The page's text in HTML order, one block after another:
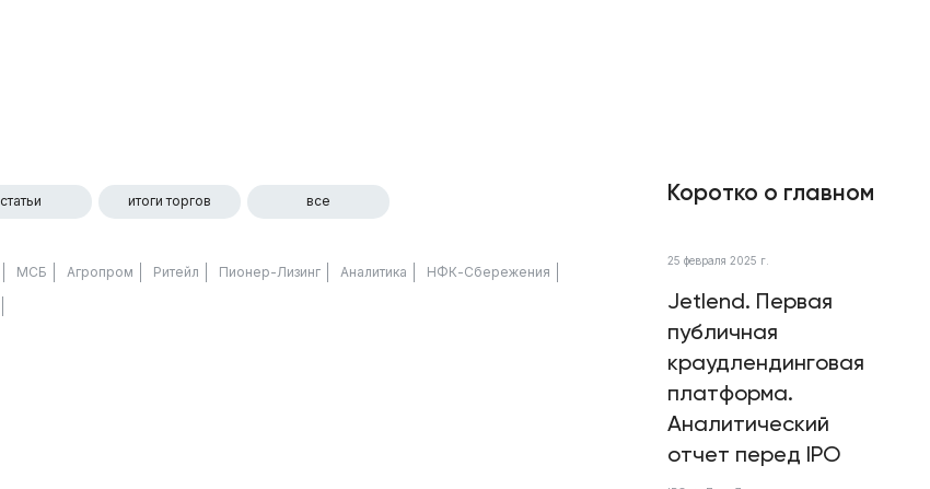
статьи итоги торгов все
МСБ Агропром Ритейл Пионер-Лизинг Аналитика НФК-Сбережения
Коротко о главном
25 февраля 2025 г.
Jetlend. Первая
публичная
краудлендинговая
платформа.
Аналитический
отчет перед IPO